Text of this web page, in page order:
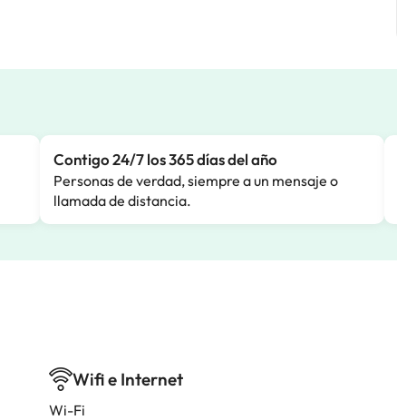
Contigo 24/7 los 365 días del año
Personas de verdad, siempre a un mensaje o
llamada de distancia.
Wifi e Internet
Wi-Fi